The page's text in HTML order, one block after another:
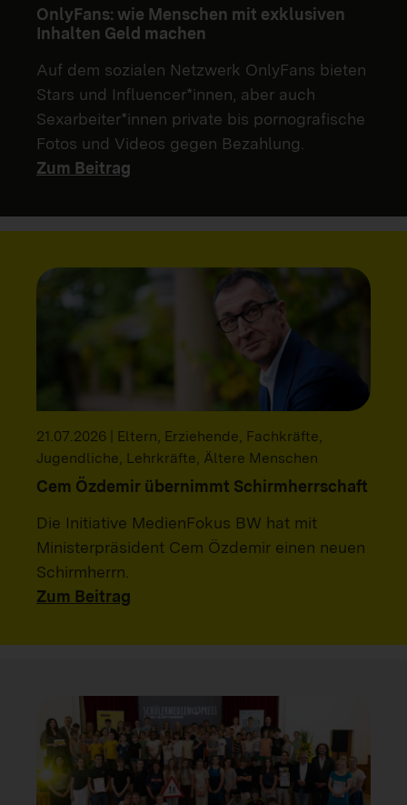
OnlyFans: wie Menschen mit exklusiven
Inhalten Geld machen
Auf dem sozialen Netzwerk OnlyFans bieten
Stars und Influencer*innen, aber auch
Sexarbeiter*innen private bis pornografische
Fotos und Videos gegen Bezahlung.
Zum Beitrag
21.07.2026 | Eltern, Erziehende, Fachkräfte,
Jugendliche, Lehrkräfte, Ältere Menschen
Cem Özdemir übernimmt Schirmherrschaft
Die Initiative MedienFokus BW hat mit
Ministerpräsident Cem Özdemir einen neuen
Schirmherrn.
Zum Beitrag